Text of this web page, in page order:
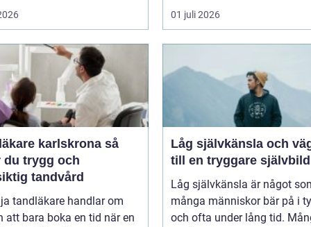
01 juli 2026
karlskrona så
du trygg och
tandvård
tandläkare handlar om
att bara boka en tid när en
Låg självkänsla och
till en tryggare självbild
Låg självkänsla är något
många människor bär på i
och ofta under lång tid.